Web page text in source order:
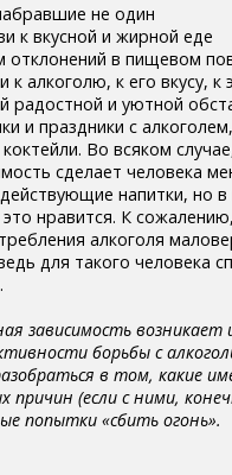
не один
к вкусной и жирной еде
отклонений в пищевом
алкоголю, к его вкусу, к
радостной и уютной
и праздники с
Во всяком
сделает человека
напитки, но в
это нравится. К
алкоголя
для такого человека
зависимость возникает
борьбы с
в том, какие
причин (если с ними,
попытки «сбить огонь».